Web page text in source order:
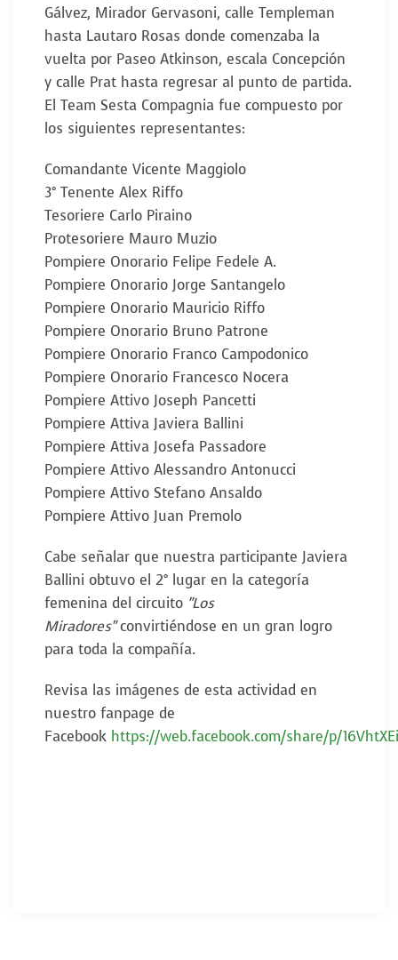
Gálvez, Mirador Gervasoni, calle Templeman
hasta Lautaro Rosas donde comenzaba la
vuelta por Paseo Atkinson, escala Concepción
y calle Prat hasta regresar al punto de partida.
El Team Sesta Compagnia fue compuesto por
los siguientes representantes:
Comandante Vicente Maggiolo
3° Tenente Alex Riffo
Tesoriere Carlo Piraino
Protesoriere Mauro Muzio
Pompiere Onorario Felipe Fedele A.
Pompiere Onorario Jorge Santangelo
Pompiere Onorario Mauricio Riffo
Pompiere Onorario Bruno Patrone
Pompiere Onorario Franco Campodonico
Pompiere Onorario Francesco Nocera
Pompiere Attivo Joseph Pancetti
Pompiere Attiva Javiera Ballini
Pompiere Attiva Josefa Passadore
Pompiere Attivo Alessandro Antonucci
Pompiere Attivo Stefano Ansaldo
Pompiere Attivo Juan Premolo
Cabe señalar que nuestra participante Javiera
Ballini obtuvo el 2° lugar en la categoría
femenina del circuito "Los
Miradores"convirtiéndose en un gran logro
para toda la compañía.
Revisa las imágenes de esta actividad en
nuestro fanpage de
Facebook https://web.facebook.com/share/p/